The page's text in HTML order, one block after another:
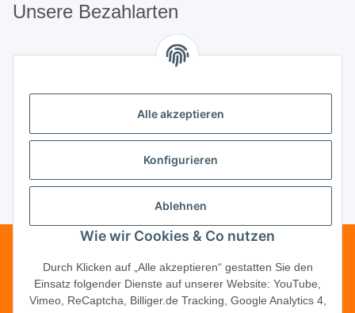
Unsere Bezahlarten
Unsere Partner
Unternehmen
Vertrag widerrufen
Telefonische Beratung?·+49 (0) 5246
83817-16
Alle akzeptieren
Konfigurieren
Ablehnen
Wie wir Cookies & Co nutzen
Durch Klicken auf „Alle akzeptieren“ gestatten Sie den
Einsatz folgender Dienste auf unserer Website: YouTube,
Vimeo, ReCaptcha, Billiger.de Tracking, Google Analytics 4,